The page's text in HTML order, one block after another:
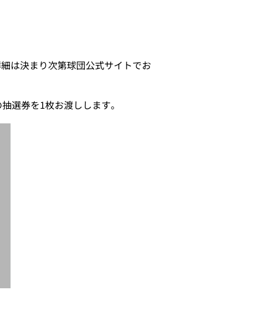
は決まり次第球団公式サイトでお
選券を1枚お渡しします。